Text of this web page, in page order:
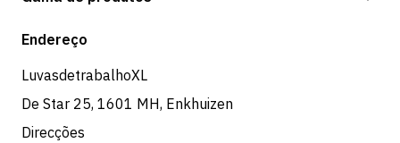
Devoluções e serviço
Loja
Endereço
LuvasdetrabalhoXL
De Star 25, 1601 MH, Enkhuizen
Direcções